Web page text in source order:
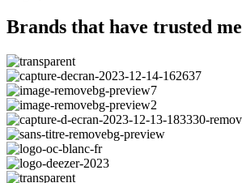
Brands that have trusted me